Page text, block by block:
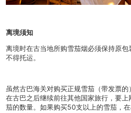
离境须知
离境时在古当地所购雪茄烟必须保持原包
不得托运。
虽然古巴海关对购买正规雪茄（带发票
在古巴之后继续前往其他国家旅行，要
茄的数量。如果购买50支以上的雪茄，